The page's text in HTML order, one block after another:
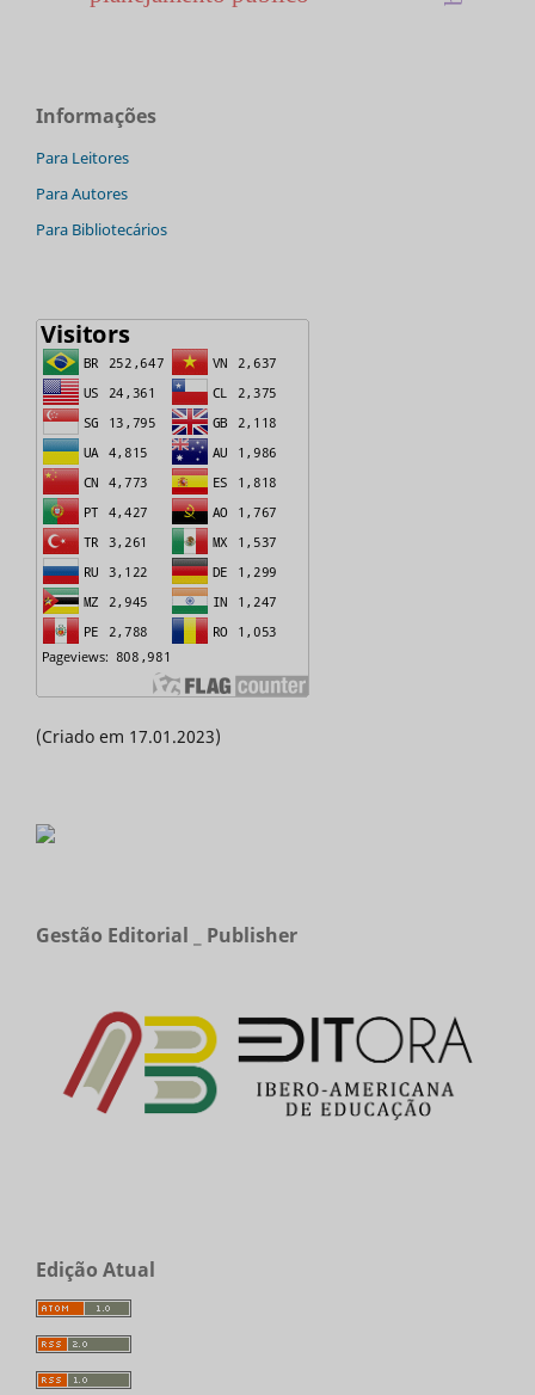
Informações
Para Leitores
Para Autores
Para Bibliotecários
(Criado em 17.01.2023)
Gestão Editorial _ Publisher
Edição Atual